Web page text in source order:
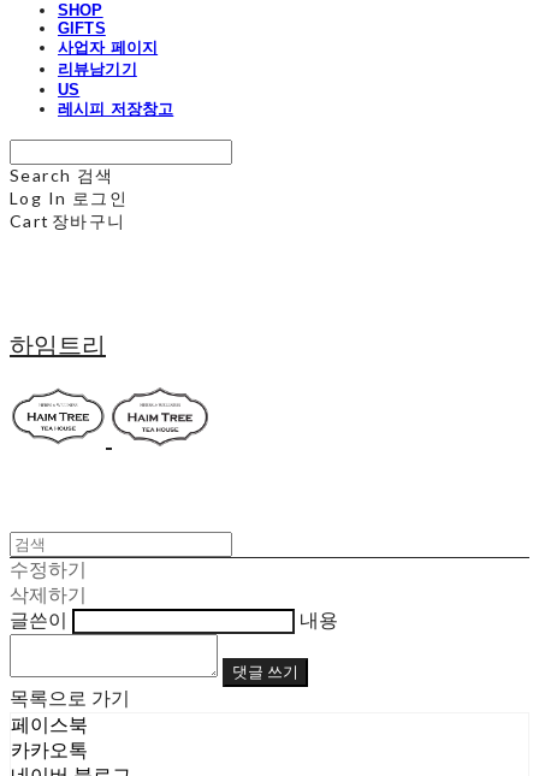
SHOP
GIFTS
사업자 페이지
리뷰남기기
US
레시피 저장창고
Search 검색
Log In 로그인
Cart 장바구니
하임트리
수정하기
삭제하기
글쓴이
내용
댓글 쓰기
목록으로 가기
페이스북
카카오톡